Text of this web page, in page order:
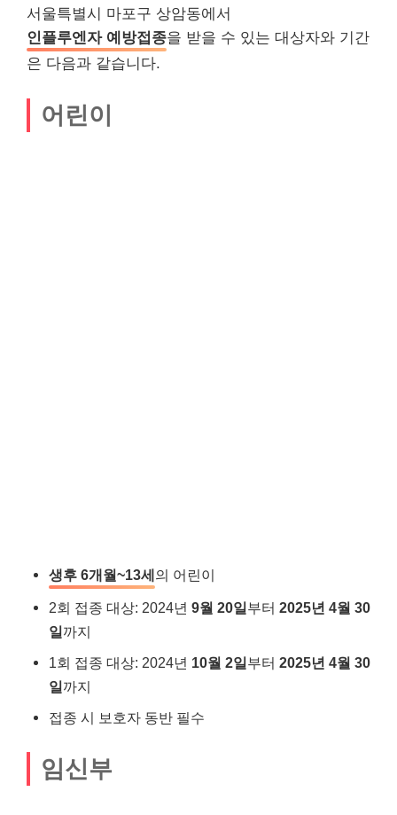
서울특별시 마포구 상암동에서
인플루엔자 예방접종을 받을 수 있는 대상자와 기간
은 다음과 같습니다.
어린이
생후 6개월~13세 의 어린이
2회 접종 대상: 2024년 9월 20일부터 2025년 4월 30
일까지
1회 접종 대상: 2024년 10월 2일부터 2025년 4월 30
일까지
접종 시 보호자 동반 필수
임신부